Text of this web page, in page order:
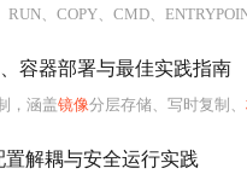
RUN、COPY、CMD、
、容器部署与最佳实践指南
，涵盖镜像分层存储、写时复制、
置解耦与安全运行实践